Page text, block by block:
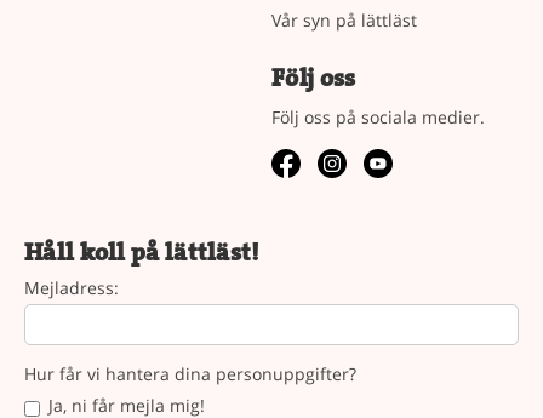
Vår syn på lättläst
Följ oss
Följ oss på sociala medier.
Håll koll på lättläst!
Mejladress:
Hur får vi hantera dina personuppgifter?
Ja, ni får mejla mig!